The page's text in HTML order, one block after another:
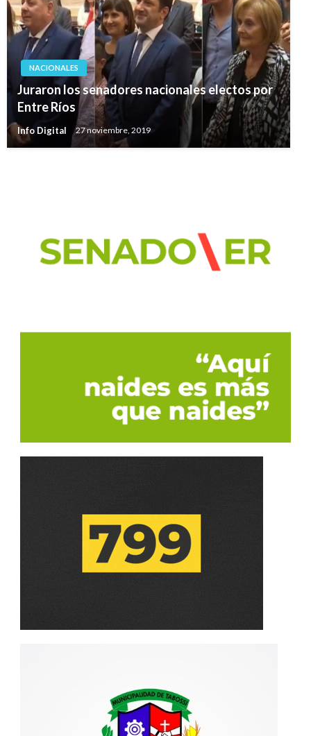
NACIONALES
Juraron los senadores nacionales electos por
Entre Ríos
Info Digital 27 noviembre, 2019